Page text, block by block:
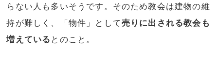
らない人も多いそうです。そのため教会は建物の維
持が難しく、「物件」として売りに出される教会も
増えている とのこと。